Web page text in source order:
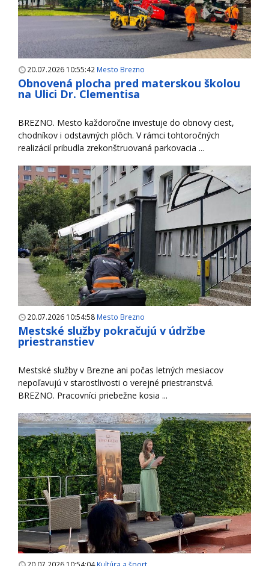
20.07.2026 10:55:42 Mesto Brezno
Obnovená plocha pred materskou školou
na Ulici Dr. Clementisa
BREZNO. Mesto každoročne investuje do obnovy ciest,
chodníkov i odstavných plôch. V rámci tohtoročných
realizácií pribudla zrekonštruovaná parkovacia ...
20.07.2026 10:54:58 Mesto Brezno
Mestské služby pokračujú v údržbe
priestranstiev
Mestské služby v Brezne ani počas letných mesiacov
nepoľavujú v starostlivosti o verejné priestranstvá.
BREZNO. Pracovníci priebežne kosia ...
20.07.2026 10:54:04Kultúra a šport